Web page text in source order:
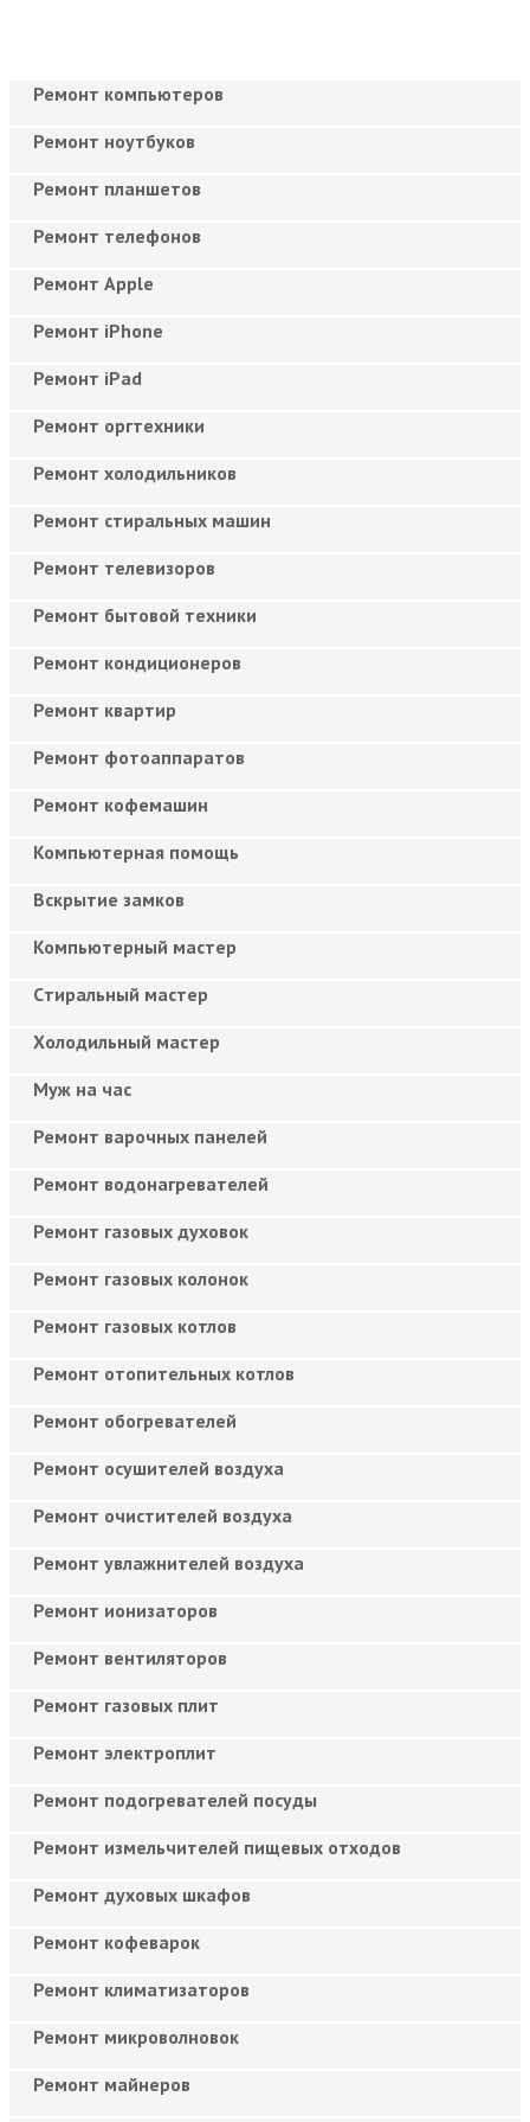
Ремонт компьютеров
Ремонт ноутбуков
Ремонт планшетов
Ремонт телефонов
Ремонт Apple
Ремонт iPhone
Ремонт iPad
Ремонт оргтехники
Ремонт холодильников
Ремонт стиральных машин
Ремонт телевизоров
Ремонт бытовой техники
Ремонт кондиционеров
Ремонт квартир
Ремонт фотоаппаратов
Ремонт кофемашин
Компьютерная помощь
Вскрытие замков
Компьютерный мастер
Cтиральный мастер
Холодильный мастер
Муж на час
Ремонт варочных панелей
Ремонт водонагревателей
Ремонт газовых духовок
Ремонт газовых колонок
Ремонт газовых котлов
Ремонт отопительных котлов
Ремонт обогревателей
Ремонт осушителей воздуха
Ремонт очистителей воздуха
Ремонт увлажнителей воздуха
Ремонт ионизаторов
Ремонт вентиляторов
Ремонт газовых плит
Ремонт электроплит
Ремонт подогревателей посуды
Ремонт измельчителей пищевых отходов
Ремонт духовых шкафов
Ремонт кофеварок
Ремонт климатизаторов
Ремонт микроволновок
Ремонт майнеров